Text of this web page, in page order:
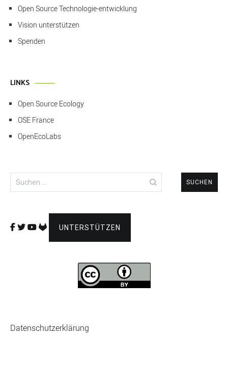
Open Source Technologie-entwicklung
Vision unterstützen
Spenden
LINKS
Open Source Ecology
OSE France
OpenEcoLabs
Suchen
nach:
UNTERSTÜTZEN
Datenschutzerklärung